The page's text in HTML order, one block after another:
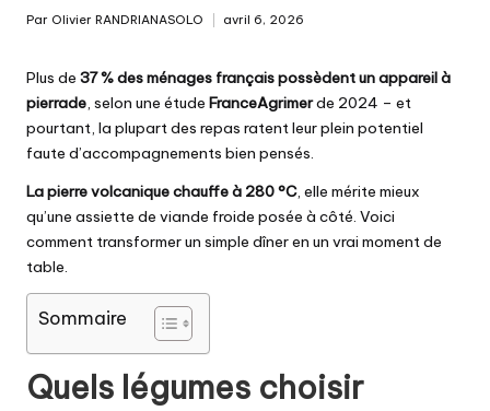
Par Olivier RANDRIANASOLO avril 6, 2026
Plus de 37 % des ménages français possèdent un appareil à
pierrade, selon une étude FranceAgrimerde 2024 – et
pourtant, la plupart des repas ratent leur plein potentiel
faute d’accompagnements bien pensés.
La pierre volcanique chauffe à 280 °C, elle mérite mieux
qu’une assiette de viande froide posée à côté. Voici
comment transformer un simple dîner en un vrai moment de
table.
Sommaire
Quels légumes choisir